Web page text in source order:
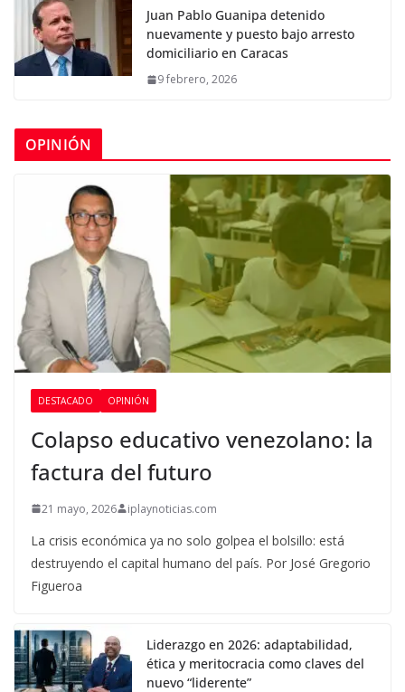
Juan Pablo Guanipa detenido
nuevamente y puesto bajo arresto
domiciliario en Caracas
9 febrero, 2026
OPINIÓN
DESTACADO OPINIÓN
Colapso educativo venezolano: la
factura del futuro
21 mayo, 2026 iplaynoticias.com
La crisis económica ya no solo golpea el bolsillo: está
destruyendo el capital humano del país. Por José Gregorio
Figueroa
Liderazgo en 2026: adaptabilidad,
ética y meritocracia como claves del
nuevo “liderente”